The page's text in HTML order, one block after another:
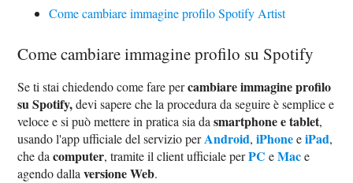
Come cambiare immagine profilo Spotify Artist
Come cambiare immagine profilo su Spotify
Se ti stai chiedendo come fare percambiare immagine profilo
su Spotify,devi sapere che la procedura da seguire è semplice e
veloce e si può mettere in pratica sia dasmartphone e tablet,
usando l'app ufficiale del servizio perAndroid,iPhoneeiPad,
che dacomputer, tramite il client ufficiale perPC eMace
agendo dallaversione Web.